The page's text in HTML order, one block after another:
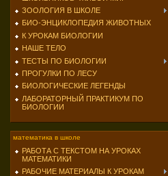
ЗООЛОГИЯ В ШКОЛЕ
БИО-ЭНЦИКЛОПЕДИЯ ЖИВОТНЫХ
К УРОКАМ БИОЛОГИИ
НАШЕ ТЕЛО
ТЕСТЫ ПО БИОЛОГИИ
ПРОГУЛКИ ПО ЛЕСУ
БИОЛОГИЧЕСКИЕ ЛЕГЕНДЫ
ЛАБОРАТОРНЫЙ ПРАКТИКУМ ПО
БИОЛОГИИ
математика в школе
РАБОТА С ТЕКСТОМ НА УРОКАХ
МАТЕМАТИКИ
РАБОЧИЕ МАТЕРИАЛЫ К УРОКАМ